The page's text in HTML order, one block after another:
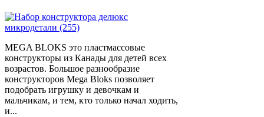
MEGA BLOKS это пластмассовые
конструкторы из Канады для детей всех
возрастов. Большое разнообразие
конструкторов Mega Bloks позволяет
подобрать игрушку и девочкам и
мальчикам, и тем, кто только начал ходить,
и...